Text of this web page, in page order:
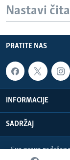
Nastavi
PRATITE NAS
INFORMACIJE
SADRŽAJ
Sva prava